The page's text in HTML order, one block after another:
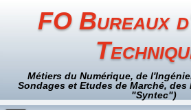
FO Bureaux
Métiers du Numérique, de
Sondages et Etudes de Marché,
"Syntec")